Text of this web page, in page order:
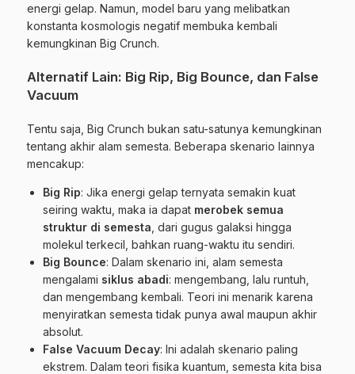
energi gelap. Namun, model baru yang melibatkan
konstanta kosmologis negatif membuka kembali
kemungkinan Big Crunch.
Alternatif Lain: Big Rip, Big Bounce, dan False
Vacuum
Tentu saja, Big Crunch bukan satu-satunya kemungkinan
tentang akhir alam semesta. Beberapa skenario lainnya
mencakup:
Big Rip: Jika energi gelap ternyata semakin kuat
seiring waktu, maka ia dapat merobek semua
struktur di semesta , dari gugus galaksi hingga
molekul terkecil, bahkan ruang-waktu itu sendiri.
Big Bounce: Dalam skenario ini, alam semesta
mengalami siklus abadi: mengembang, lalu runtuh,
dan mengembang kembali. Teori ini menarik karena
menyiratkan semesta tidak punya awal maupun akhir
absolut.
False Vacuum Decay: Ini adalah skenario paling
ekstrem. Dalam teori fisika kuantum, semesta kita bisa